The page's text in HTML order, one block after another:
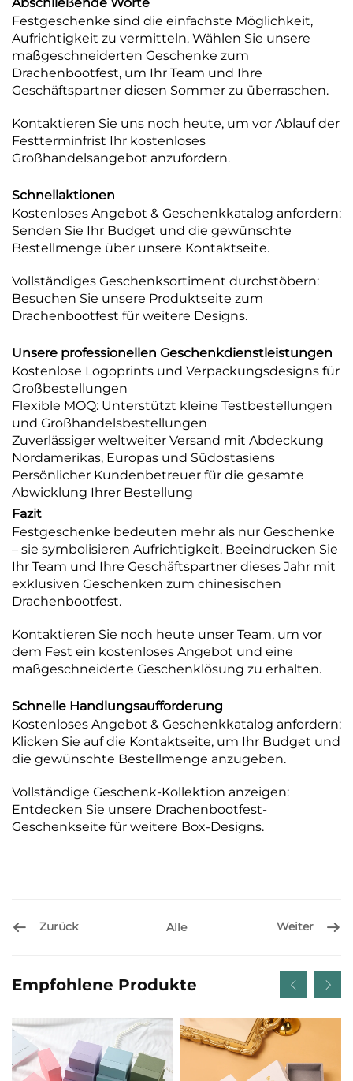
Festgeschenke sind die einfachste Möglichkeit,
Aufrichtigkeit zu vermitteln. Wählen Sie unsere
maßgeschneiderten Geschenke zum
Drachenbootfest, um Ihr Team und Ihre
Geschäftspartner diesen Sommer zu überraschen.
Kontaktieren Sie uns noch heute, um vor Ablauf der
Festterminfrist Ihr kostenloses
Großhandelsangebot anzufordern.
Schnellaktionen
Kostenloses Angebot & Geschenkkatalog anfordern:
Senden Sie Ihr Budget und die gewünschte
Bestellmenge über unsere Kontaktseite.
Vollständiges Geschenksortiment durchstöbern:
Besuchen Sie unsere Produktseite zum
Drachenbootfest für weitere Designs.
Unsere professionellen Geschenkdienstleistungen
Kostenlose Logoprints und Verpackungsdesigns für
Großbestellungen
Flexible MOQ: Unterstützt kleine Testbestellungen
und Großhandelsbestellungen
Zuverlässiger weltweiter Versand mit Abdeckung
Nordamerikas, Europas und Südostasiens
Persönlicher Kundenbetreuer für die gesamte
Abwicklung Ihrer Bestellung
Fazit
Festgeschenke bedeuten mehr als nur Geschenke
– sie symbolisieren Aufrichtigkeit. Beeindrucken Sie
Ihr Team und Ihre Geschäftspartner dieses Jahr mit
exklusiven Geschenken zum chinesischen
Drachenbootfest.
Kontaktieren Sie noch heute unser Team, um vor
dem Fest ein kostenloses Angebot und eine
maßgeschneiderte Geschenklösung zu erhalten.
Schnelle Handlungsaufforderung
Kostenloses Angebot & Geschenkkatalog anfordern:
Klicken Sie auf die Kontaktseite, um Ihr Budget und
die gewünschte Bestellmenge anzugeben.
Vollständige Geschenk-Kollektion anzeigen:
Entdecken Sie unsere Drachenbootfest-
Geschenkseite für weitere Box-Designs.
Zurück Alle Weiter
Empfohlene Produkte